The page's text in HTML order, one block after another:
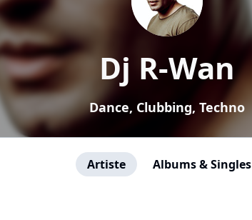
Dj R-Wan
Dance, Clubbing, Techno
Artiste Albums & Singles